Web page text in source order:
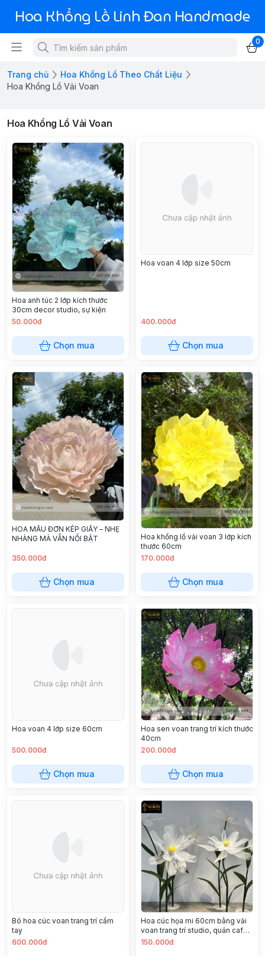
Hoa Khổng Lồ Linh Đan Handmade
0
Trang chủ
Hoa Khổng Lồ Theo Chất Liệu
Hoa Khổng Lồ Vải Voan
Hoa Khổng Lồ Vải Voan
Hoa anh túc 2 lớp kích thước
30cm decor studio, sự kiện
50.000đ
Chọn mua
Hoa voan 4 lớp size 50cm
400.000đ
Chọn mua
HOA MẪU ĐƠN KÉP GIẤY – NHẸ
NHÀNG MÀ VẪN NỔI BẬT
350.000đ
Chọn mua
Hoa khổng lồ vải voan 3 lớp kích
thước 60cm
170.000đ
Chọn mua
Hoa voan 4 lớp size 60cm
500.000đ
Chọn mua
Hoa sen voan trang trí kích thước
40cm
200.000đ
Chọn mua
Bó hoa cúc voan trang trí cầm
tay
600.000đ
Hoa cúc họa mi 60cm bằng vải
voan trang trí studio, quán cafe,
tiệc cưới
150.000đ